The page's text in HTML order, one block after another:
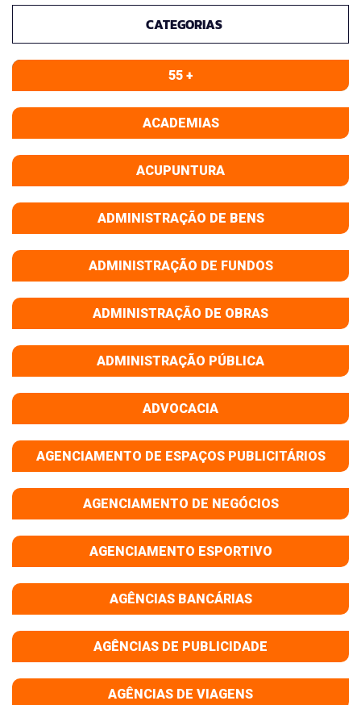
CATEGORIAS
55 +
ACADEMIAS
ACUPUNTURA
ADMINISTRAÇÃO DE BENS
ADMINISTRAÇÃO DE FUNDOS
ADMINISTRAÇÃO DE OBRAS
ADMINISTRAÇÃO PÚBLICA
ADVOCACIA
AGENCIAMENTO DE ESPAÇOS PUBLICITÁRIOS
AGENCIAMENTO DE NEGÓCIOS
AGENCIAMENTO ESPORTIVO
AGÊNCIAS BANCÁRIAS
AGÊNCIAS DE PUBLICIDADE
AGÊNCIAS DE VIAGENS